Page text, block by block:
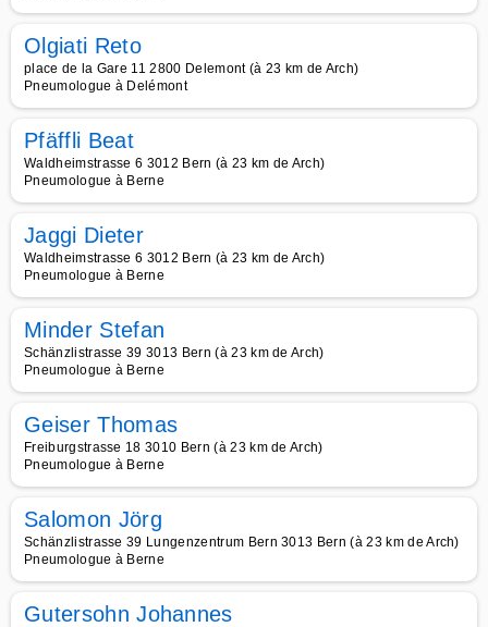
Olgiati Reto
place de la Gare 11 2800 Delemont (à 23 km de Arch)
Pneumologue à Delémont
Pfäffli Beat
Waldheimstrasse 6 3012 Bern (à 23 km de Arch)
Pneumologue à Berne
Jaggi Dieter
Waldheimstrasse 6 3012 Bern (à 23 km de Arch)
Pneumologue à Berne
Minder Stefan
Schänzlistrasse 39 3013 Bern (à 23 km de Arch)
Pneumologue à Berne
Geiser Thomas
Freiburgstrasse 18 3010 Bern (à 23 km de Arch)
Pneumologue à Berne
Salomon Jörg
Schänzlistrasse 39 Lungenzentrum Bern 3013 Bern (à 23 km de Arch)
Pneumologue à Berne
Gutersohn Johannes